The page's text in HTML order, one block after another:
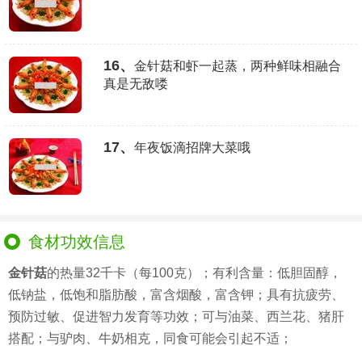
16、
金针菇和虾一起蒸，两种鲜味相融合
真是无敌喽
17、 年夜饭滴招牌大菜哦
食材功效信息
金针菇的热量32千卡（每100克）；有利含量：低胆固醇，
低钠盐，低饱和脂肪酸，富含烟酸，富含钾；具有抗疲劳、
预防过敏、促进智力发育等功效；可与油菜、西兰花、猪肝
搭配；与驴肉、牛奶相克，同食可能会引起不适；